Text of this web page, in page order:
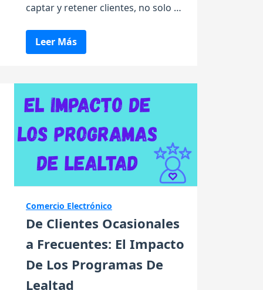
captar y retener clientes, no solo …
Leer Más
Comercio Electrónico
De Clientes Ocasionales
a Frecuentes: El Impacto
De Los Programas De
Lealtad